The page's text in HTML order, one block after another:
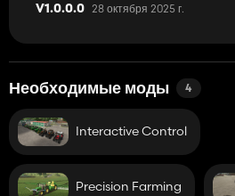
V1.0.0.0 28 октября 2025 г.
Необходимые моды 4
Interactive Control
Precision Farming